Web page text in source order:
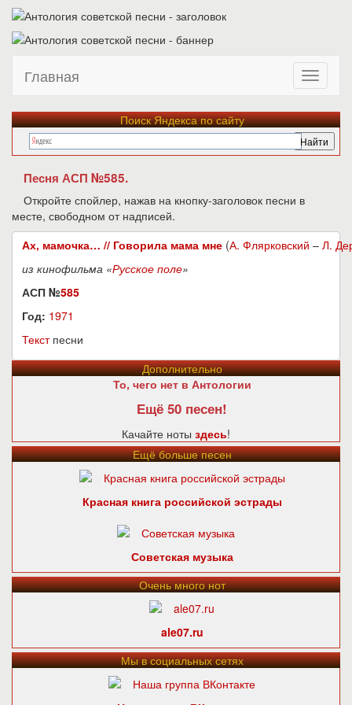
Главная
Поиск Яндекса по сайту
Песня АСП №585.
Откройте спойлер, нажав на кнопку-заголовок песни в
месте, свободном от надписей.
Ах, мамочка… // Говорила мама мне (А. Флярковский – Л.
из кинофильма «Русское поле»
АСП №585
Год: 1971
Текстпесни
Дополнительно
То, чего нет в Антологии
Ещё 50 песен!
Качайте ноты здесь!
Ещё больше песен
Красная книга российской эстрады
Советская музыка
Очень много нот
ale07.ru
Мы в социальных сетях